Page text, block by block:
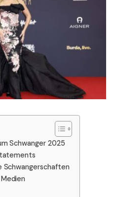
Schwanger 2025
Schwangerschaften